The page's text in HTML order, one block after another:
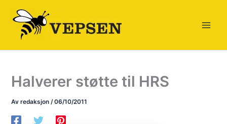
innholdet
Halverer støtte til HRS
Av redaksjon/06/10/2011